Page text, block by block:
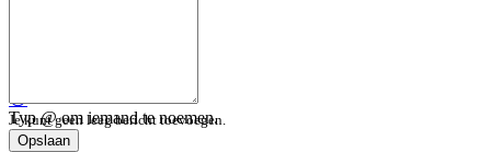
Typ @ om iemand te noemen.
😀
Je kunt geen leeg bericht toevoegen.
Opslaan